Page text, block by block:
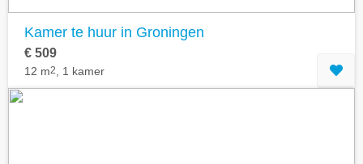
Kamer te huur in Groningen
€ 509
12 m2 , 1 kamer